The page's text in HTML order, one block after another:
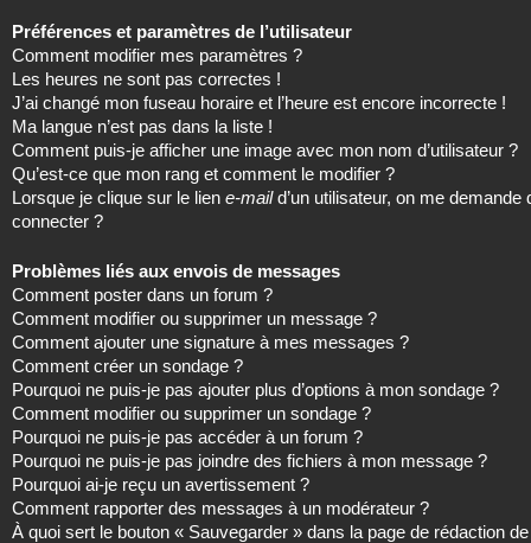
Préférences et paramètres de l’utilisateur
Comment modifier mes paramètres ?
Les heures ne sont pas correctes !
J’ai changé mon fuseau horaire et l’heure est encore incorrecte !
Ma langue n’est pas dans la liste !
Comment puis-je afficher une image avec mon nom d’utilisateur ?
Qu’est-ce que mon rang et comment le modifier ?
Lorsque je clique sur le lien e-maild’un utilisateur, on me demande
connecter ?
Problèmes liés aux envois de messages
Comment poster dans un forum ?
Comment modifier ou supprimer un message ?
Comment ajouter une signature à mes messages ?
Comment créer un sondage ?
Pourquoi ne puis-je pas ajouter plus d’options à mon sondage ?
Comment modifier ou supprimer un sondage ?
Pourquoi ne puis-je pas accéder à un forum ?
Pourquoi ne puis-je pas joindre des fichiers à mon message ?
Pourquoi ai-je reçu un avertissement ?
Comment rapporter des messages à un modérateur ?
À quoi sert le bouton « Sauvegarder » dans la page de rédaction